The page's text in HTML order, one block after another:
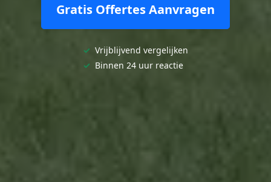
Gratis Offertes Aanvragen
✓ Vrijblijvend vergelijken
✓ Binnen 24 uur reactie